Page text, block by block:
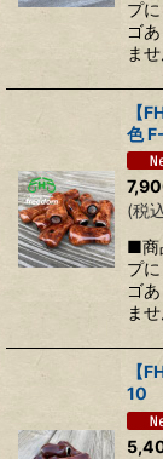
プ
ゴ
ま
【
色
(税
■商
プ
ゴ
ま
【
10